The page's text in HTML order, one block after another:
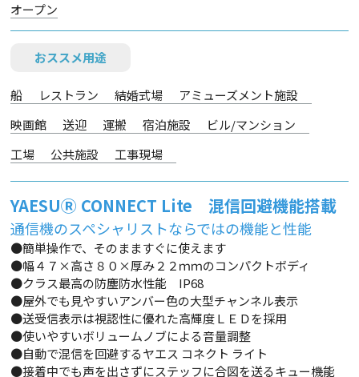
オープン
おススメ用途
船 レストラン 結婚式場
アミューズメント施設
映画館
送迎 運搬 宿泊施設
ビル/マンション
工場
公共施設 工事現場
YAESUⓇ CONNECT Lite 混信回避機能搭載
通信機のスペシャリストならではの機能と性能
●簡単操作で、そのまますぐに使えます
●幅４７×高さ８０×厚み２２ｍｍのコンパクトボディ
●クラス最高の防塵防水性能 IP68
●屋外でも見やすいアンバー色の大型チャンネル表示
●送受信表示は視認性に優れた高輝度ＬＥＤを採用
●使いやすいボリュームノブによる音量調整
●自動で混信を回避するヤエス コネクト ライト
●接着中でも声を出さずにステッフに合図を送るキュー機能